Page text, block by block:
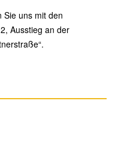
Sie uns mit den
Ausstieg an der